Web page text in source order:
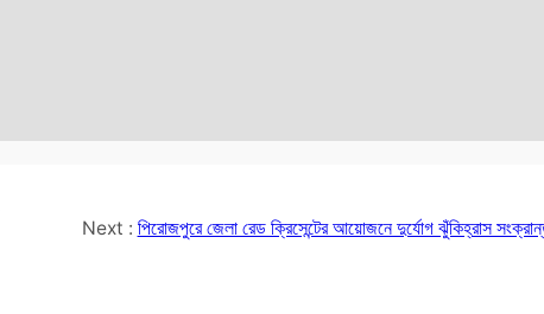
Next : পিরোজপুরে জেলা রেড ক্রিসেন্টের আয়োজনে দুর্যোগ ঝুঁকিহ্রাস